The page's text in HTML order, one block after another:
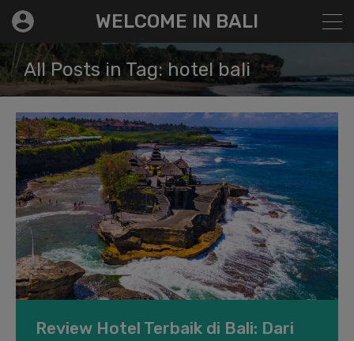
WELCOME IN BALI
All Posts in Tag: hotel bali
Review Hotel Terbaik di Bali: Dari